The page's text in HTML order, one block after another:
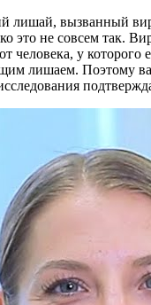
вызванный
это не совсем так.
человека, у
лишаем. Поэтому